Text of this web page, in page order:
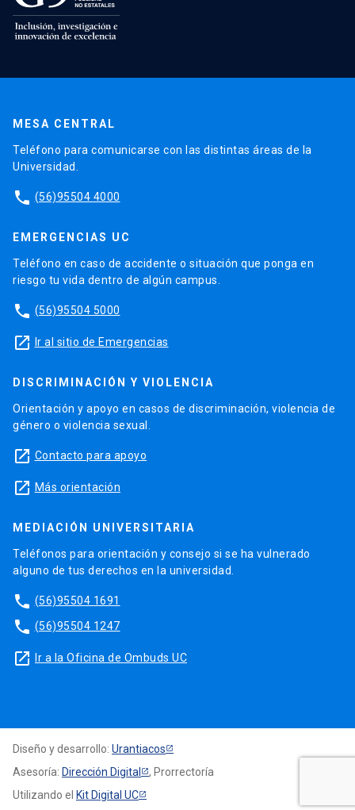
MESA CENTRAL
Teléfono para comunicarse con las distintas áreas de la
Universidad.
phone (56)95504 4000
EMERGENCIAS UC
Teléfono en caso de accidente o situación que ponga en
riesgo tu vida dentro de algún campus.
phone (56)95504 5000
launch Ir al sitio de Emergencias
DISCRIMINACIÓN Y VIOLENCIA
Orientación y apoyo en casos de discriminación, violencia de
género o violencia sexual.
launch Contacto para apoyo
launch Más orientación
MEDIACIÓN UNIVERSITARIA
Teléfonos para orientación y consejo si se ha vulnerado
alguno de tus derechos en la universidad.
phone (56)95504 1691
phone (56)95504 1247
launch Ir a la Oficina de Ombuds UC
Diseño y desarrollo: Urantiacos
Asesoría: Dirección Digital
, Prorrectoría
Utilizando el Kit Digital UC